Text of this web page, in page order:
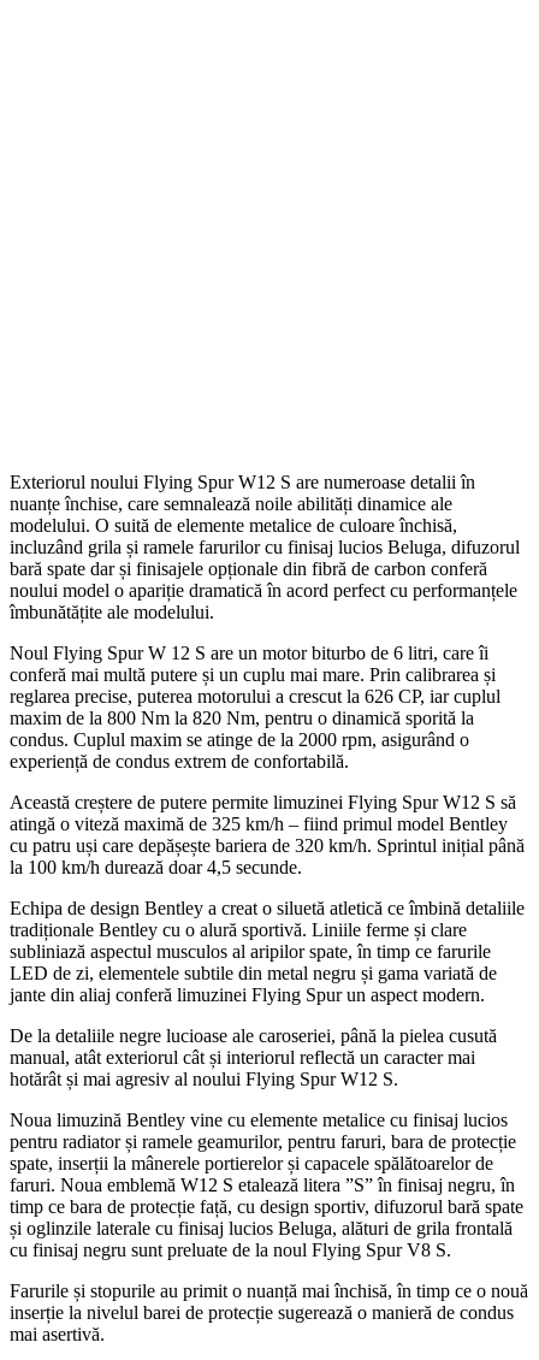
Exteriorul noului Flying Spur W12 S are numeroase detalii în
nuanțe închise, care semnalează noile abilități dinamice ale
modelului. O suită de elemente metalice de culoare închisă,
incluzând grila și ramele farurilor cu finisaj lucios Beluga, difuzorul
bară spate dar și finisajele opționale din fibră de carbon conferă
noului model o apariție dramatică în acord perfect cu performanțele
îmbunătățite ale modelului.
Noul Flying Spur W 12 S are un motor biturbo de 6 litri, care îi
conferă mai multă putere și un cuplu mai mare. Prin calibrarea și
reglarea precise, puterea motorului a crescut la 626 CP, iar cuplul
maxim de la 800 Nm la 820 Nm, pentru o dinamică sporită la
condus. Cuplul maxim se atinge de la 2000 rpm, asigurând o
experiență de condus extrem de confortabilă.
Această creștere de putere permite limuzinei Flying Spur W12 S să
atingă o viteză maximă de 325 km/h – fiind primul model Bentley
cu patru uși care depășește bariera de 320 km/h. Sprintul inițial până
la 100 km/h durează doar 4,5 secunde.
Echipa de design Bentley a creat o siluetă atletică ce îmbină detaliile
tradiționale Bentley cu o alură sportivă. Liniile ferme și clare
subliniază aspectul musculos al aripilor spate, în timp ce farurile
LED de zi, elementele subtile din metal negru și gama variată de
jante din aliaj conferă limuzinei Flying Spur un aspect modern.
De la detaliile negre lucioase ale caroseriei, până la pielea cusută
manual, atât exteriorul cât și interiorul reflectă un caracter mai
hotărât și mai agresiv al noului Flying Spur W12 S.
Noua limuzină Bentley vine cu elemente metalice cu finisaj lucios
pentru radiator și ramele geamurilor, pentru faruri, bara de protecție
spate, inserții la mânerele portierelor și capacele spălătoarelor de
faruri. Noua emblemă W12 S etalează litera ”S” în finisaj negru, în
timp ce bara de protecție față, cu design sportiv, difuzorul bară spate
și oglinzile laterale cu finisaj lucios Beluga, alături de grila frontală
cu finisaj negru sunt preluate de la noul Flying Spur V8 S.
Farurile și stopurile au primit o nuanță mai închisă, în timp ce o nouă
inserție la nivelul barei de protecție sugerează o manieră de condus
mai asertivă.